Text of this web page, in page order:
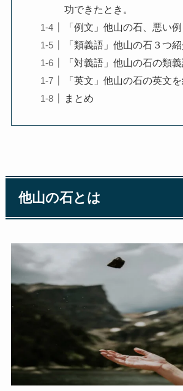
功できたとき。
「例文」他山の石、悪い
「類義語」他山の石３つ
「対義語」他山の石の類
「英文」他山の石の英文
まとめ
他山の石とは